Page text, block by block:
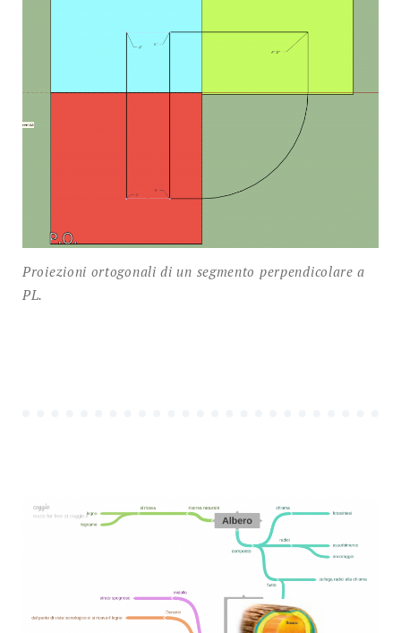
Proiezioni ortogonali di un segmento perpendicolare a
PL.